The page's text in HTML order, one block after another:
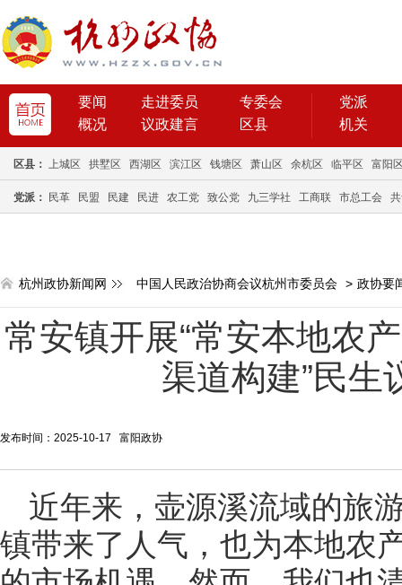
要闻 走进委员
专委会
概况
议政建言 区县
党派
机关
区县： 上城区 拱墅区 西湖区 滨江区 钱塘区 萧山区 余杭区 临平区 富阳
党派： 民革 民盟 民建 民进 农工党 致公党 九三学社 工商联 市总工会
杭州政协新闻网 中国人民政治协商会议杭州市委员会 > 政协要
常安镇开展“常安本地农
渠道构建”民生
发布时间：2025-10-17 富阳政协
近年来，壶源溪流域的旅
镇带来了人气，也为本地农